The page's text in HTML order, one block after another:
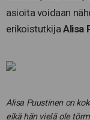
asioita voidaan
erikoistutkijaAlisa
Alisa Puustinen on
eikä hän vielä ole